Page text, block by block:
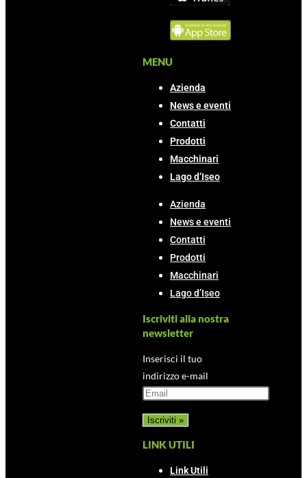
MENU
Azienda
News e eventi
Contatti
Prodotti
Macchinari
Lago d’Iseo
Azienda
News e eventi
Contatti
Prodotti
Macchinari
Lago d’Iseo
Iscriviti alla nostra
newsletter
Inserisci il tuo
indirizzo e-mail
LINK UTILI
Link Utili